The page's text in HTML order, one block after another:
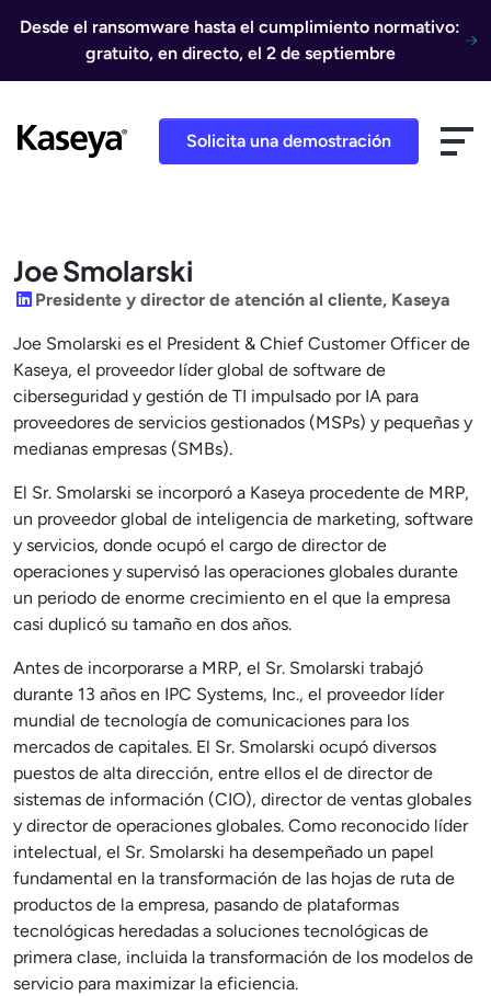
Desde el ransomware hasta el cumplimiento normativo:
gratuito, en directo, el 2 de septiembre
Solicita una demostración
Joe Smolarski
LinkedIn
Presidente y director de atención al cliente, Kaseya
Joe Smolarski es el President & Chief Customer Officer de
Kaseya, el proveedor líder global de software de
ciberseguridad y gestión de TI impulsado por IA para
proveedores de servicios gestionados (MSPs) y pequeñas y
medianas empresas (SMBs).
El Sr. Smolarski se incorporó a Kaseya procedente de MRP,
un proveedor global de inteligencia de marketing, software
y servicios, donde ocupó el cargo de director de
operaciones y supervisó las operaciones globales durante
un periodo de enorme crecimiento en el que la empresa
casi duplicó su tamaño en dos años.
Antes de incorporarse a MRP, el Sr. Smolarski trabajó
durante 13 años en IPC Systems, Inc., el proveedor líder
mundial de tecnología de comunicaciones para los
mercados de capitales. El Sr. Smolarski ocupó diversos
puestos de alta dirección, entre ellos el de director de
sistemas de información (CIO), director de ventas globales
y director de operaciones globales. Como reconocido líder
intelectual, el Sr. Smolarski ha desempeñado un papel
fundamental en la transformación de las hojas de ruta de
productos de la empresa, pasando de plataformas
tecnológicas heredadas a soluciones tecnológicas de
primera clase, incluida la transformación de los modelos de
servicio para maximizar la eficiencia.